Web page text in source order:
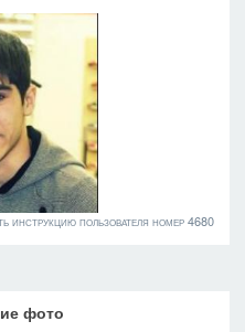
инструкцию пользователя номер 4680
фото